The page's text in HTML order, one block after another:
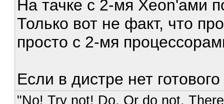
На тачке с 2-мя Xeon'ами
Только вот не факт, что
просто с 2-мя
Если в дистре нет
"No! Try not! Do. Or do not.